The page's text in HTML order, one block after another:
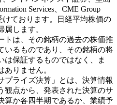
Services、CME Group
ております。日経平均株価の
します。
トは、その銘柄の過去の株価推
いるものであり、その銘柄の将
は保証するものではなく、ま
りません。
プライズ決算」とは、決算情報
観点から、発表された決算のサ
算か各四半期であるか、業績予